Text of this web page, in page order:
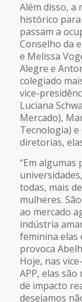
Além disso, a
histórico para
passam a
Conselho da
e Melissa
Alegre e
colegiado
vice-
Luciana
Mercado),
Tecnologia) e
diretorias,
“Em algumas
todas, mais
mulheres.
ao mercado
indústria
feminina elas
provoca
Hoje, nas
APP, elas
de impacto
desejamos